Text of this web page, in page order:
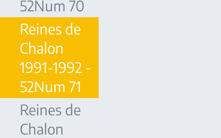
52Num 70
Reines de
Chalon
1991-1992 -
52Num 71
Reines de
Chalon